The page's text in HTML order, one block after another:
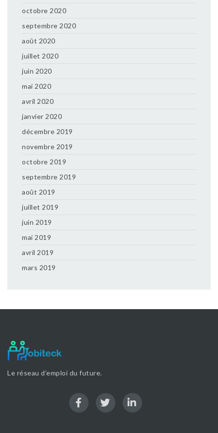
octobre 2020
septembre 2020
août 2020
juillet 2020
juin 2020
mai 2020
avril 2020
janvier 2020
décembre 2019
novembre 2019
octobre 2019
septembre 2019
août 2019
juillet 2019
juin 2019
mai 2019
avril 2019
mars 2019
Le réseau d’emploi du future.